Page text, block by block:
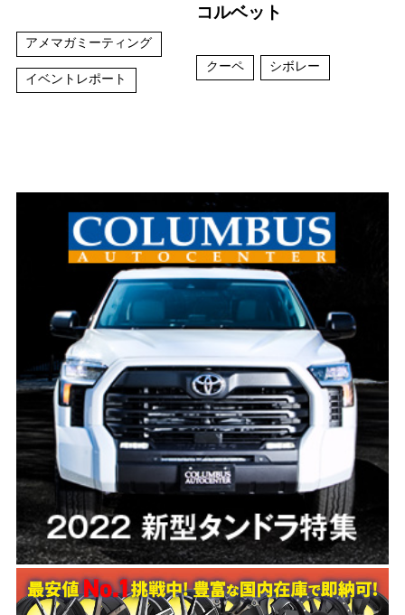
アメマガミーティング
イベントレポート
コルベット
クーペ シボレー